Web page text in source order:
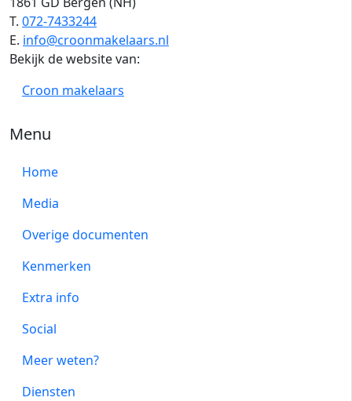
T. 072-7433244
E. info@croonmakelaars.nl
Bekijk de website van:
Croon makelaars
Menu
Home
Media
Overige documenten
Kenmerken
Extra info
Social
Meer weten?
Diensten